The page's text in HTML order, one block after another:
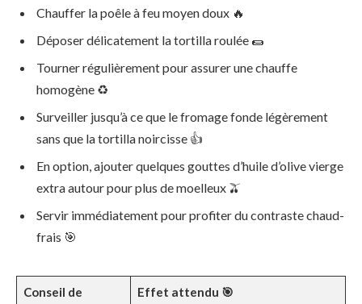
Chauffer la poêle à feu moyen doux 🔥
Déposer délicatement la tortilla roulée 🌯
Tourner régulièrement pour assurer une chauffe
homogène ♻️
Surveiller jusqu’à ce que le fromage fonde légèrement
sans que la tortilla noircisse 👍
En option, ajouter quelques gouttes d’huile d’olive vierge
extra autour pour plus de moelleux 🫒
Servir immédiatement pour profiter du contraste chaud-
frais 🎯
Conseil de
Effet attendu 🎯